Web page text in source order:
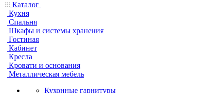
Каталог
Кухня
Спальня
Шкафы и системы хранения
Гостиная
Кабинет
Кресла
Кровати и основания
Металлическая мебель
Кухонные гарнитуры